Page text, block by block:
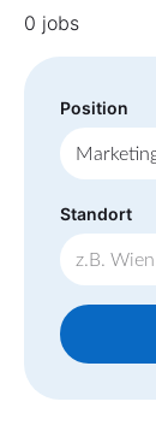
0 jobs
Position
Standort